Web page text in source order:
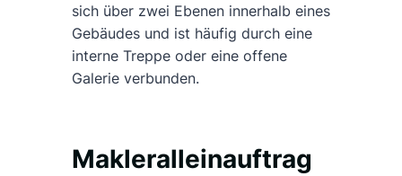
sich über zwei Ebenen innerhalb eines
Gebäudes und ist häufig durch eine
interne Treppe oder eine offene
Galerie verbunden.
Makleralleinauftrag